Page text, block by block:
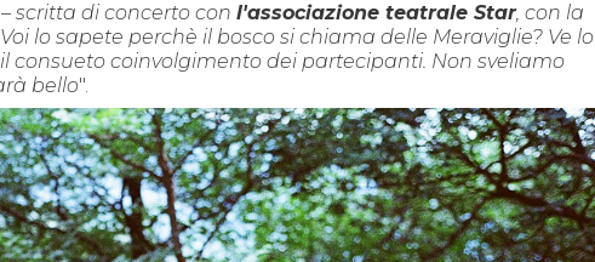
– scritta di concerto con l'associazione teatrale Star, con la
lo sapete perchè il bosco si chiama delle Meraviglie? Ve lo
consueto coinvolgimento dei partecipanti. Non sveliamo
bello".